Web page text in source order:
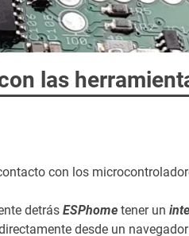
las
con los
detrás ESPhometener un
desde un